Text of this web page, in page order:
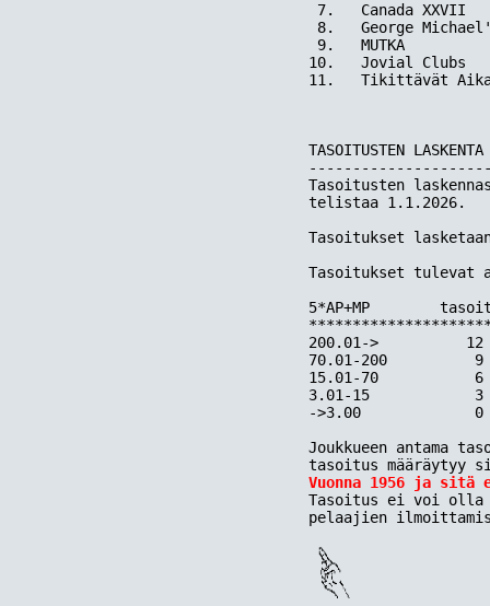
7.   Canada
8.   George
9.   MUTKA
10.   Jovial
11.   Tikittävät
TASOITUSTEN
Tasoitusten
telistaa 1.1.2026.
Tasoitukset
Tasoitukset tulevat
5*AP+MP
200.01->          12
70.01-200          9
15.01-70           6
3.01-15            3
->3.00             0
Joukkueen antama
Vuonna 1956 ja sitä
Tasoitus ei voi olla